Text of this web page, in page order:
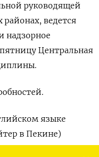
​руководящей
районах, ведется
надзорное
Центральная
языке
‌в Пекине)